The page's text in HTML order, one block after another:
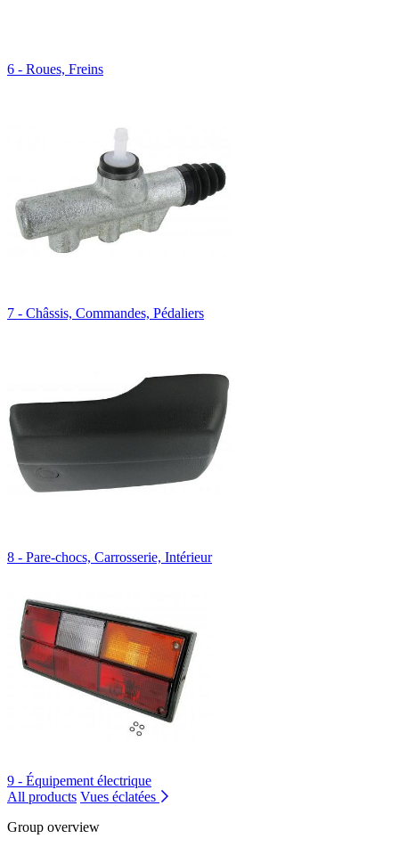
6 - Roues, Freins
7 - Châssis, Commandes, Pédaliers
8 - Pare-chocs, Carrosserie, Intérieur
9 - Équipement électrique
All products Vues éclatées
Group overview